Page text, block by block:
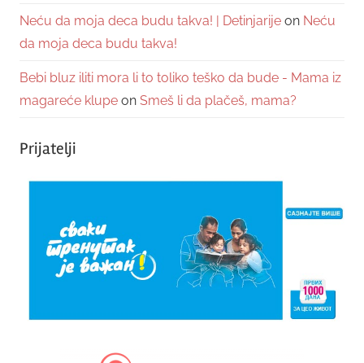
Neću da moja deca budu takva! | Detinjarije on Neću
da moja deca budu takva!
Bebi bluz iliti mora li to toliko teško da bude - Mama iz
magareće klupe on Smeš li da plačeš, mama?
Prijatelji